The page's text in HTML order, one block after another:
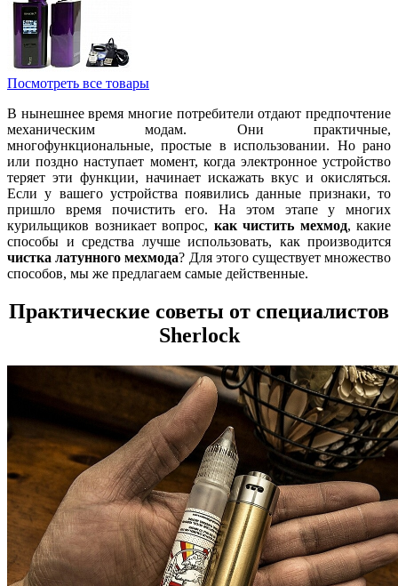
Посмотреть все товары
В нынешнее время многие потребители отдают предпочтение
механическим модам. Они практичные,
многофункциональные, простые в использовании. Но рано
или поздно наступает момент, когда электронное устройство
теряет эти функции, начинает искажать вкус и окисляться.
Если у вашего устройства появились данные признаки, то
пришло время почистить его. На этом этапе у многих
курильщиков возникает вопрос, как чистить мехмод, какие
способы и средства лучше использовать, как производится
чистка латунного мехмода? Для этого существует множество
способов, мы же предлагаем самые действенные.
Практические советы от специалистов
Sherlock